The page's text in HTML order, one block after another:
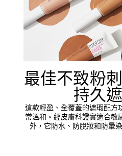
最佳不致粉
持久
這款輕盈、全覆蓋的遮瑕配方
常溫和。經皮膚科證實適合敏
外，它防水、防脫妝和防暈